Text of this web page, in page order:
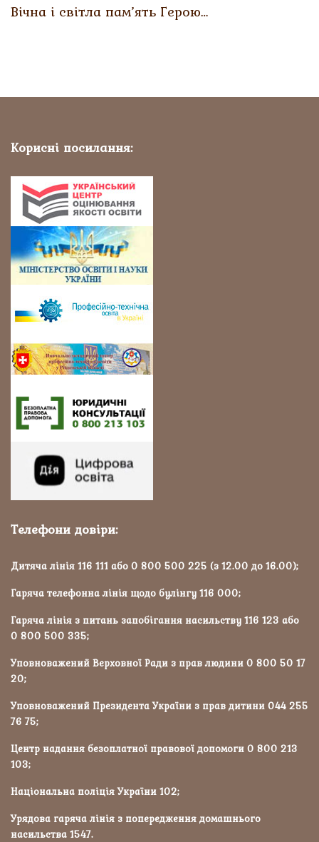
Вічна і світла пам’ять Герою…
Корисні посилання:
Телефони довіри:
Дитяча лінія 116 111 або 0 800 500 225 (з 12.00 до 16.00);
Гаряча телефонна лінія щодо булінгу 116 000;
Гаряча лінія з питань запобігання насильству 116 123 або
0 800 500 335;
Уповноважений Верховної Ради з прав людини 0 800 50 17
20;
Уповноважений Президента України з прав дитини 044 255
76 75;
Центр надання безоплатної правової допомоги 0 800 213
103;
Національна поліція України 102;
Урядова гаряча лінія з попередження домашнього
насильства 1547.